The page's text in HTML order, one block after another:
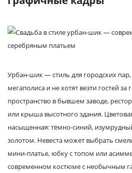
Урбан-шик — стиль для городских
мегаполиса и не хотят везти гостей
пространство в бывшем заводе,
или крыша высотного здания.
насыщенная: тёмно-синий,
золотом. Невеста может выбрать
мини-платье, юбку с топом или
современном костюме с необычным